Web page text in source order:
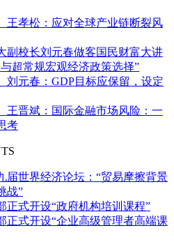
王孝松：应对全球产业链断裂风
副校长刘元春做客国民财富大讲
超常规宏观经济政策选择”
刘元春：GDP目标应保留，设定
王晋斌：国际金融市场风险：一
考
届世界经济论坛：“贸易摩擦背景
战”
正式开设“政府机构培训课程”
正式开设“企业高级管理者高端课